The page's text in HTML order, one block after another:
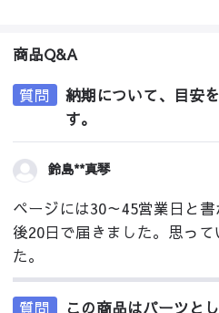
商品Q&A
質問
納期について、目安
す。
鈴島**真琴
ページには30～45営業日と
後20日で届きました。思っ
た。
質問
この商品はパーツと